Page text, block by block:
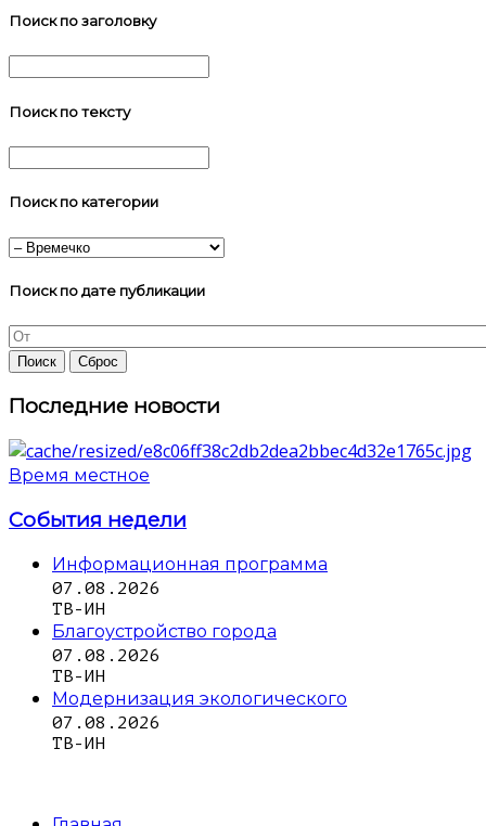
Поиск по заголовку
Поиск по тексту
Поиск по категории
Поиск по дате публикации
Последние новости
Время местное
События недели
Информационная программа
07.08.2026
ТВ-ИН
Благоустройство города
07.08.2026
ТВ-ИН
Модернизация экологического
07.08.2026
ТВ-ИН